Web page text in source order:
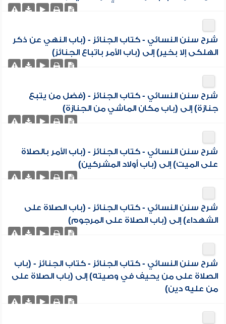
شرح سنن النسائي - كتاب الجنائز - (باب النهي عن ذكر
الهلكى إلا بخير) إلى (باب الأمر باتباع الجنائز)
شرح سنن النسائي - كتاب الجنائز - (فضل من يتبع
جنازة) إلى (باب مكان الماشي من الجنازة)
شرح سنن النسائي - كتاب الجنائز - (باب الأمر بالصلاة
على الميت) إلى (باب أولاد المشركين)
شرح سنن النسائي - كتاب الجنائز - (باب الصلاة على
الشهداء) إلى (باب الصلاة على المرجوم)
شرح سنن النسائي - كتاب الجنائز - كتاب الجنائز - (باب
الصلاة على من يحيف في وصيته) إلى (باب الصلاة على
من عليه دين)